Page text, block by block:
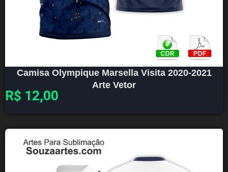
Camisa Olympique Marsella Visita 2020-2021
Arte Vetor
R$ 12,00